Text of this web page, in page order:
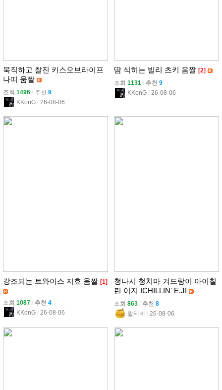
묵직하고 찰진 키스오브라이프
나띠 움짤
조회 1496 l 추천 9
KKonG l 26-08-06
땀 식히는 빌리 츠키 움짤 [2]
조회 1131 l 추천 9
KKonG l 26-08-06
강조되는 트와이스 지효 움짤 [1]
조회 1087 l 추천 4
KKonG l 26-08-06
청나시 청치마 겨드랑이 아이칠
린 이지 ICHILLIN' E.JI
조회 863 l 추천 8
짤티비 l 26-08-06